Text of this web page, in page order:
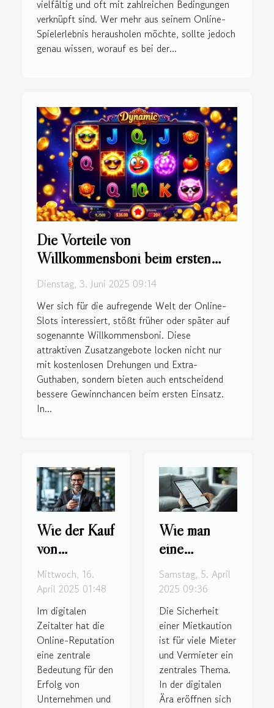
vielfältig und oft mit zahlreichen Bedingungen
verknüpft sind. Wer mehr aus seinem Online-
Spielerlebnis herausholen möchte, sollte jedoch
genau wissen, worauf es bei der...
Die Vorteile von
Willkommensboni beim ersten
Einsatz in Online-Slots
Dienstag, 3. Juni 2025 09:14
Wer sich für die aufregende Welt der Online-
Slots interessiert, stößt früher oder später auf
sogenannte Willkommensboni. Diese
attraktiven Zusatzangebote locken nicht nur
mit kostenlosen Drehungen und Extra-
Guthaben, sondern bieten auch entscheidend
bessere Gewinnchancen beim ersten Einsatz.
In...
Wie der Kauf
von
Bewertungen
die Online-
Reputation
verbessern
kann
Mittwoch, 16.
April 2025 01:48
Im digitalen
Zeitalter hat die
Online-Reputation
eine zentrale
Bedeutung für den
Erfolg von
Unternehmen und
Wie man
eine
Mietkaution
flexibel und
online an
seine
Bedürfnisse
anpasst
Samstag, 5. April
2025 09:36
Die Sicherheit
einer Mietkaution
ist für viele Mieter
und Vermieter ein
zentrales Thema.
In der digitalen
Ära eröffnen sich